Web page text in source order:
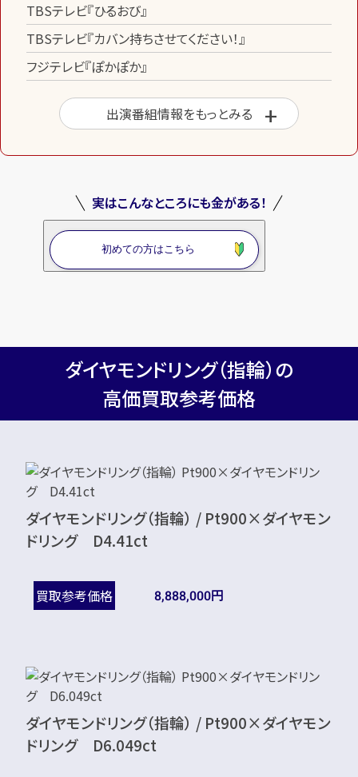
カンタン
TBSテレビ『ひるおび』
TBSテレビ『カバン持ちさせてください！』
フジテレビ『ぽかぽか』
出演番組情報をもっとみる
実はこんなところにも金がある！
初めての方はこちら
ダイヤモンドリング（指輪）の
高価買取参考価格
ダイヤモンドリング（指輪） / Pt900×ダイヤモン
ドリング D4.41ct
買取参考価格 8,888,000円
ダイヤモンドリング（指輪） / Pt900×ダイヤモン
ドリング D6.049ct